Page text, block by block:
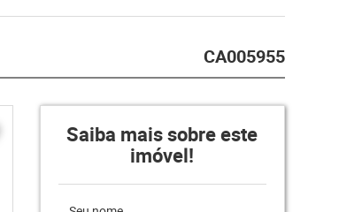
CA005955
Saiba mais sobre este
imóvel!